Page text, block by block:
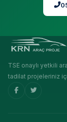
TSE onaylı yetkili
tadilat projeleriniz